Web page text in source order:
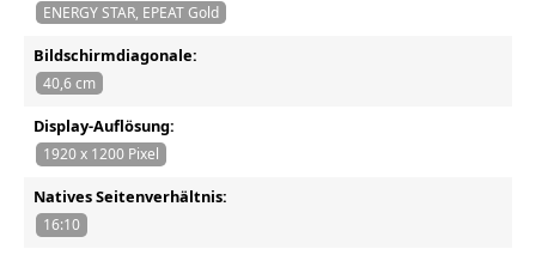
ENERGY STAR, EPEAT Gold
Bildschirmdiagonale:
40,6 cm
Display-Auflösung:
1920 x 1200 Pixel
Natives Seitenverhältnis:
16:10